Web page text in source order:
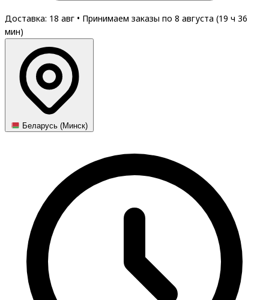
Доставка: 18 авг • Принимаем заказы по 8 августа (19 ч 36
мин)
Беларусь (Минск)